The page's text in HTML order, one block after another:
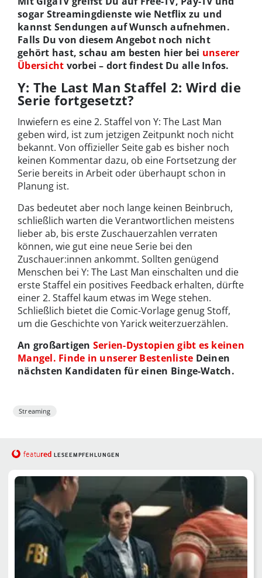
sogar Streamingdienste wie Netflix zu und
kannst Sendungen auf Wunsch aufnehmen.
Falls Du von diesem Angebot noch nicht
gehört hast, schau am besten hier bei unserer
Übersicht vorbei – dort findest Du alle Infos.
Y: The Last Man Staffel 2: Wird die
Serie fortgesetzt?
Inwiefern es eine 2. Staffel von Y: The Last Man
geben wird, ist zum jetzigen Zeitpunkt noch nicht
bekannt. Von offizieller Seite gab es bisher noch
keinen Kommentar dazu, ob eine Fortsetzung der
Serie bereits in Arbeit oder überhaupt schon in
Planung ist.
Das bedeutet aber noch lange keinen Beinbruch,
schließlich warten die Verantwortlichen meistens
lieber ab, bis erste Zuschauerzahlen verraten
können, wie gut eine neue Serie bei den
Zuschauer:innen ankommt. Sollten genügend
Menschen bei Y: The Last Man einschalten und die
erste Staffel ein positives Feedback erhalten, dürfte
einer 2. Staffel kaum etwas im Wege stehen.
Schließlich bietet die Comic-Vorlage genug Stoff,
um die Geschichte von Yarick weiterzuerzählen.
An großartigen Serien-Dystopien gibt es keinen
Mangel. Finde in unserer Bestenliste Deinen
nächsten Kandidaten für einen Binge-Watch.
Streaming
featured LESEEMPFEHLUNGEN